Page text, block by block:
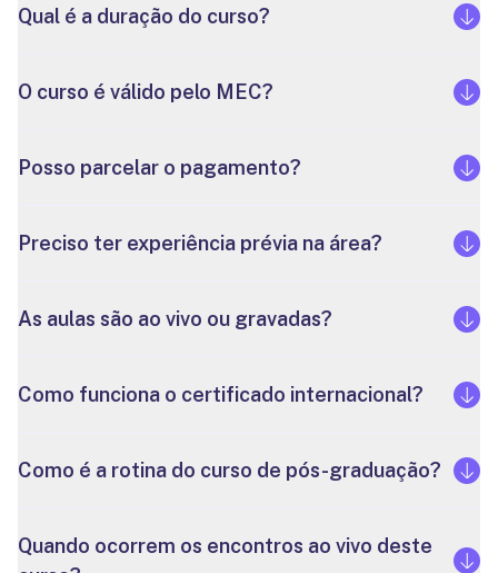
Qual é a duração do curso?
O curso é válido pelo MEC?
Posso parcelar o pagamento?
Preciso ter experiência prévia na área?
As aulas são ao vivo ou gravadas?
Como funciona o certificado internacional?
Como é a rotina do curso de pós-graduação?
Quando ocorrem os encontros ao vivo deste